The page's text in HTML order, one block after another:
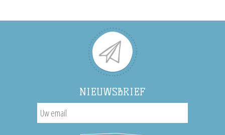
NIEUWSBRIEF